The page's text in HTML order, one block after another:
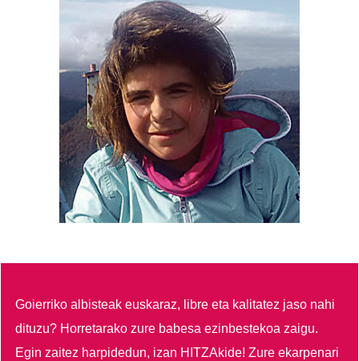
Goierriko albisteak euskaraz, libre eta kalitatez jaso nahi
dituzu? Horretarako zure babesa ezinbestekoa zaigu.
Egin zaitez harpidedun, izan HITZAkide!Zure ekarpenari